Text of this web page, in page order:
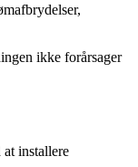
ikke forårsager
installere